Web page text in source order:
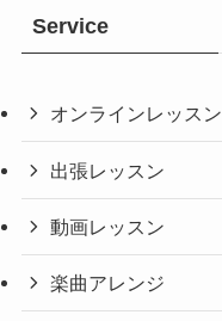
Service
オンラインレッスン
出張レッスン
動画レッスン
楽曲アレンジ